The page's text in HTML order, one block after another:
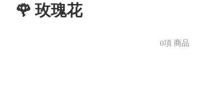
🌹 玫瑰花
0項 商品